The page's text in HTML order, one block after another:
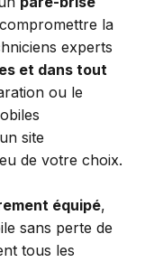
la
experts
et dans tout
ou le
site
de votre choix.
équipé,
sans perte de
tous les